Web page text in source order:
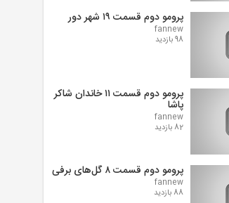
پرومو دوم قسمت ۱۹ شهر دور
fannew
98 بازدید
پرومو دوم قسمت ۱۱ خاندان شاکر
پاشا
fannew
82 بازدید
پرومو دوم قسمت ۸ گل‌های برفی
fannew
88 بازدید